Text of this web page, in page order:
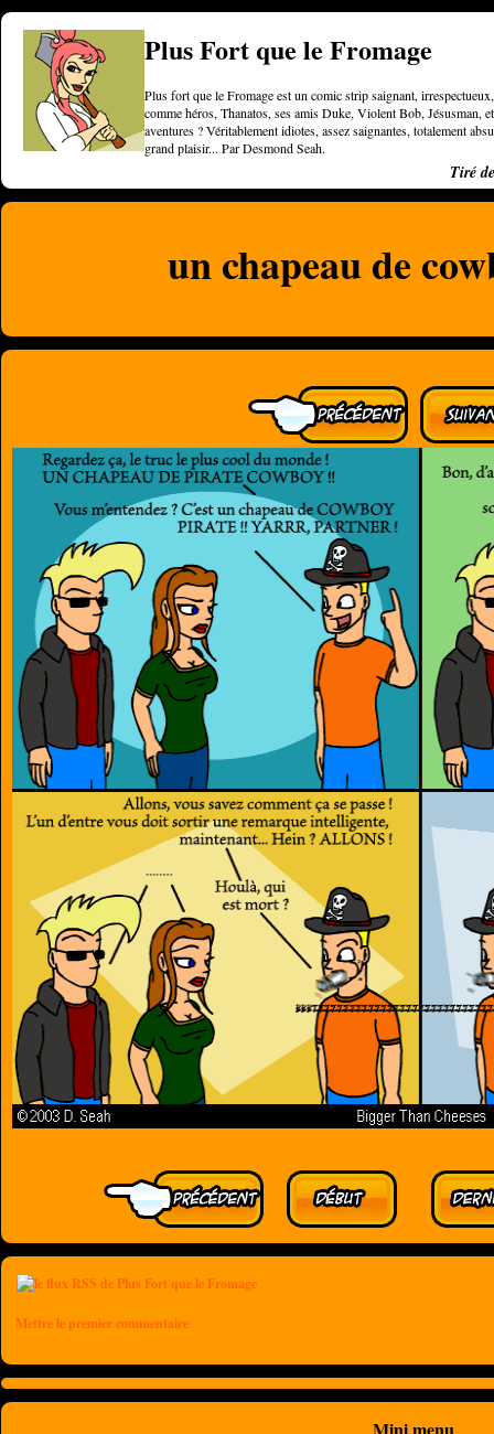
Plus Fort que le Fromage
Plus fort que le Fromage est un comic strip saignant,
comme héros, Thanatos, ses amis Duke, Violent Bob, Jésusman,
aventures ? Véritablement idiotes, assez saignantes, totalement
grand plaisir... Par Desmond Seah.
Tiré
un chapeau de
Mettre le premier commentaire